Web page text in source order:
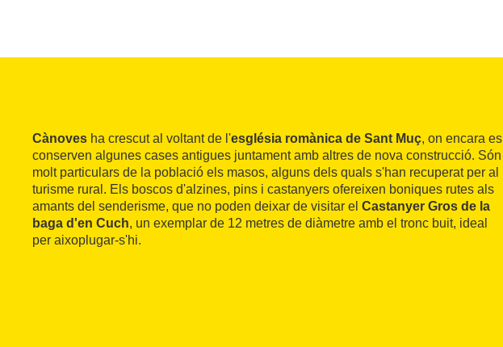
Cànoves ha crescut al voltant de l'església romànica de Sant Muç, on encara es
conserven algunes cases antigues juntament amb altres de nova construcció. Són
molt particulars de la població els masos, alguns dels quals s'han recuperat per al
turisme rural. Els boscos d'alzines, pins i castanyers ofereixen boniques rutes als
amants del senderisme, que no poden deixar de visitar el Castanyer Gros de la
baga d'en Cuch, un exemplar de 12 metres de diàmetre amb el tronc buit, ideal
per aixoplugar-s'hi.